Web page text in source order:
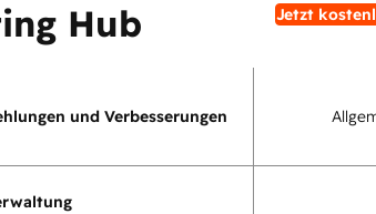
Hub Jetzt
und Verbesserungen